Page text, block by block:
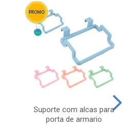
Suporte com alcas para
porta de armario